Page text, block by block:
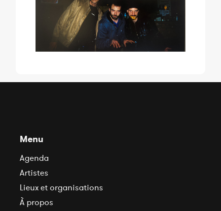
Menu
Agenda
Artistes
Lieux et organisations
À propos